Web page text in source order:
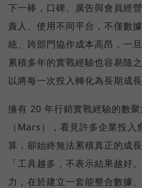
下一棒，口碑、廣告與會員經
責人、使用不同平台，不僅數
統、跨部門協作成本高昂，一
累積多年的實戰經驗也容易隨
以將每一次投入轉化為長期成長
擁有 20 年行銷實戰經驗的數
（Mars），看見許多企業投入
算，卻始終無法累積真正的成
「工具越多，不表示結果越好
力，在於建立一套能整合數據